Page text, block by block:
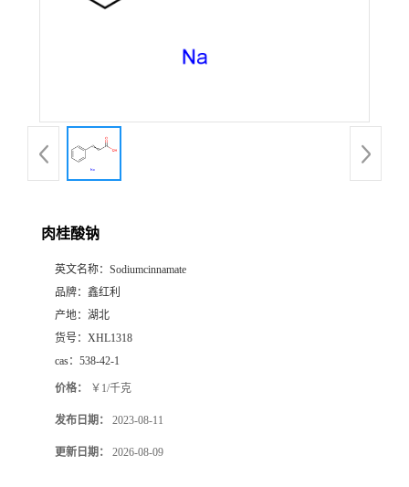
肉桂酸钠
英文名称： Sodiumcinnamate
品牌： 鑫红利
产地： 湖北
货号： XHL1318
cas： 538-42-1
价格： ￥1/千克
发布日期： 2023-08-11
更新日期： 2026-08-09